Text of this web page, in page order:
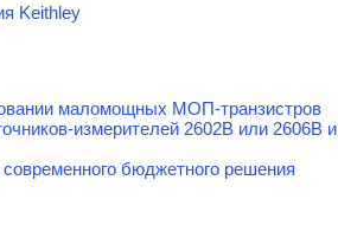
Keithley
маломощных МОП-транзистров
измерителей 2602B или 2606B и
бюджетного решения